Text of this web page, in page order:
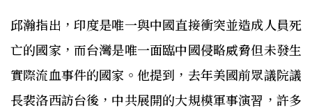
邱瀚指出，印度是唯一與中國直接衝突並造成人員死
亡的國家，而台灣是唯一面臨中國侵略威脅但未發生
實際流血事件的國家。他提到，去年美國前眾議院議
長裴洛西訪台後，中共展開的大規模軍事演習，許多